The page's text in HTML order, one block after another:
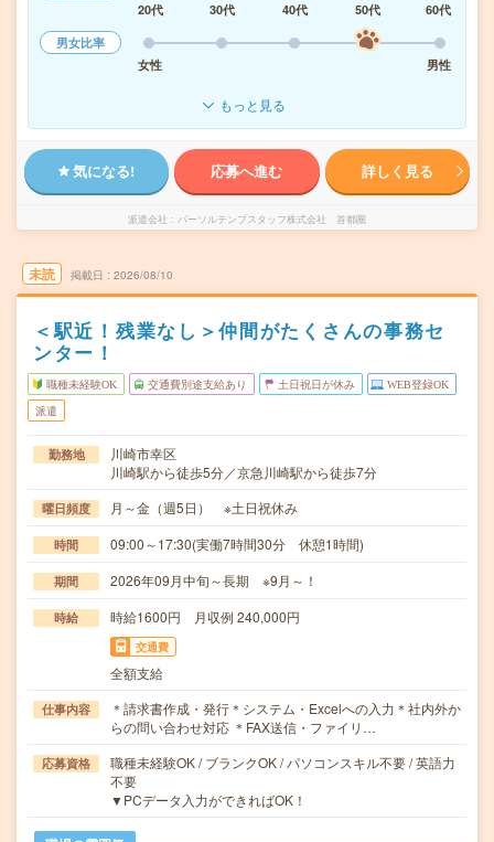
20代
30代 40代 50代
60代
男女比率
女性
男性
もっと見る
気になる! 応募へ進む 詳しく見る
派遣会社 パーソルテンプスタッフ株式会社 首都圏
未読 掲載日 2026/08/10
＜駅近！残業なし＞仲間がたくさんの事務セ
ンター！
職種未経験OK 交通費別途支給あり 土日祝日が休み WEB登録OK
派遣
勤務地
川崎市幸区
川崎駅から徒歩5分／京急川崎駅から徒歩7分
曜日頻度 月～金（週5日） ※土日祝休み
時間 09:00～17:30(実働7時間30分 休憩1時間)
期間 2026年09月中旬～長期 ※9月～！
時給 時給1600円 月収例 240,000円
交通費
全額支給
仕事内容
＊請求書作成・発行＊システム・Excelへの入力＊社内外か
らの問い合わせ対応 ＊FAX送信・ファイリ…
応募資格
職種未経験OK / ブランクOK / パソコンスキル不要 / 英語力
不要
▼PCデータ入力ができればOK！